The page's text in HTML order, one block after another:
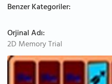
Benzer Kategoriler:
Orjinal Adı:
2D Memory Trial